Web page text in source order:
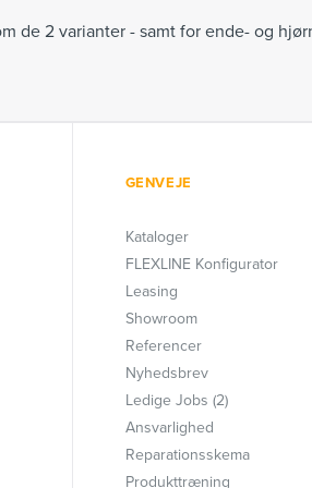
de 2 varianter - samt for ende- og
GENVEJE
Kataloger
FLEXLINE Konfigurator
Leasing
Showroom
Referencer
Nyhedsbrev
Ledige Jobs (2)
Ansvarlighed
Reparationsskema
Produkttræning